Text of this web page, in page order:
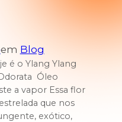
em Blog
é o Ylang Ylang
Óleo
a vapor Essa flor
que nos
exótico,